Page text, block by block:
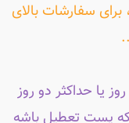
سفارشات بالای
یا حداکثر دو روز
پست تعطیل باشه